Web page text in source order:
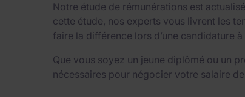
Notre étude de rémunérations est
cette étude, nos experts vous livrent les
faire la différence lors d’une candidature
Que vous soyez un jeune diplômé ou un
nécessaires pour négocier votre salaire